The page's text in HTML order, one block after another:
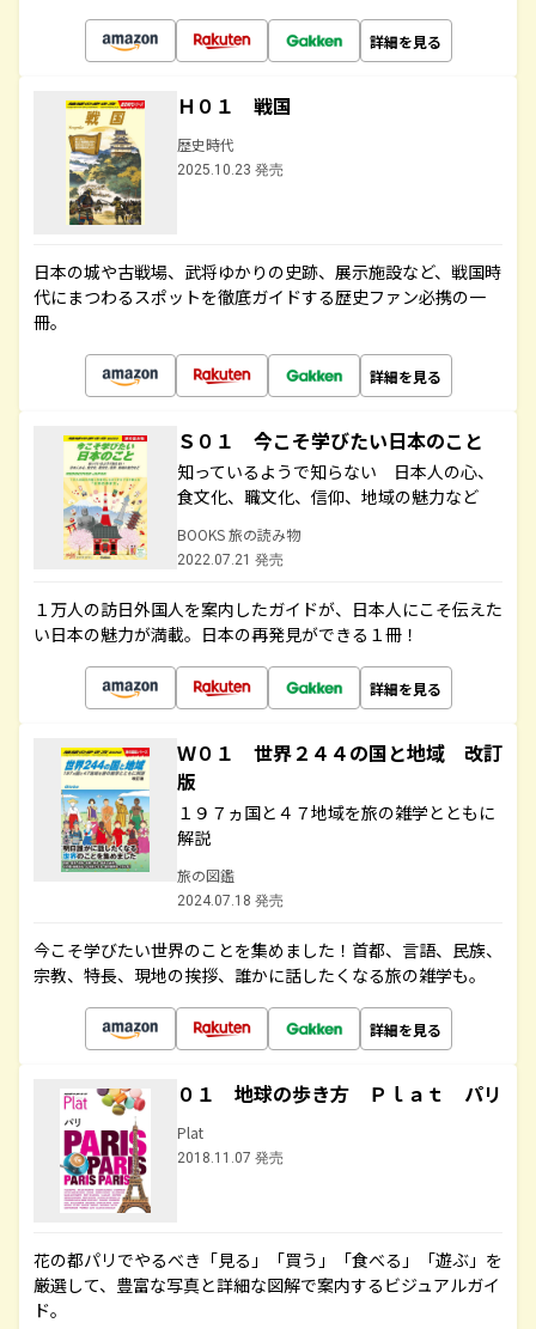
詳細を見る
Ｈ０１ 戦国
歴史時代
2025.10.23 発売
日本の城や古戦場、武将ゆかりの史跡、展示施設など、戦国時
代にまつわるスポットを徹底ガイドする歴史ファン必携の一
冊。
詳細を見る
Ｓ０１ 今こそ学びたい日本のこと
知っているようで知らない 日本人の心、
食文化、職文化、信仰、地域の魅力など
BOOKS 旅の読み物
2022.07.21 発売
１万人の訪日外国人を案内したガイドが、日本人にこそ伝えた
い日本の魅力が満載。日本の再発見ができる１冊！
詳細を見る
Ｗ０１ 世界２４４の国と地域 改訂
版
１９７ヵ国と４７地域を旅の雑学とともに
解説
旅の図鑑
2024.07.18 発売
今こそ学びたい世界のことを集めました！首都、言語、民族、
宗教、特長、現地の挨拶、誰かに話したくなる旅の雑学も。
詳細を見る
０１ 地球の歩き方 Ｐｌａｔ パリ
Plat
2018.11.07 発売
花の都パリでやるべき「見る」「買う」「食べる」「遊ぶ」を
厳選して、豊富な写真と詳細な図解で案内するビジュアルガイ
ド。